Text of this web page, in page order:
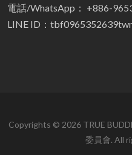
電話/WhatsApp： +886-
LINE ID：
Copyrights © 2026 TRUE
委員會. All